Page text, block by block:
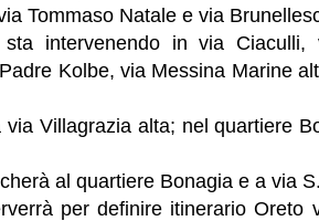
Tommaso Natale e via
intervenendo in via Ciaculli,
Kolbe, via Messina Marine
Villagrazia alta; nel quartiere
al quartiere Bonagia e a via
per definire itinerario Oreto